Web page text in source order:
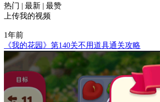
热门 | 最新 | 最赞
上传我的视频
1年前
《我的花园》第140关不用道具通关攻略